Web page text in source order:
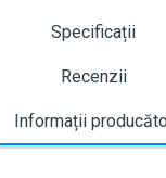
Specificații
Recenzii
Informații